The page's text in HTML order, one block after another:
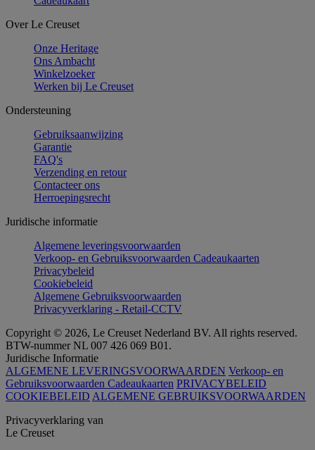
Over Le Creuset
Onze Heritage
Ons Ambacht
Winkelzoeker
Werken bij Le Creuset
Ondersteuning
Gebruiksaanwijzing
Garantie
FAQ's
Verzending en retour
Contacteer ons
Herroepingsrecht
Juridische informatie
Algemene leveringsvoorwaarden
Verkoop- en Gebruiksvoorwaarden Cadeaukaarten
Privacybeleid
Cookiebeleid
Algemene Gebruiksvoorwaarden
Privacyverklaring - Retail-CCTV
Copyright © 2026, Le Creuset Nederland BV. All rights reserved.
BTW-nummer NL 007 426 069 B01.
Juridische Informatie
ALGEMENE LEVERINGSVOORWAARDEN Verkoop- en
Gebruiksvoorwaarden Cadeaukaarten PRIVACYBELEID
COOKIEBELEID ALGEMENE GEBRUIKSVOORWAARDEN
Privacyverklaring van
Le Creuset